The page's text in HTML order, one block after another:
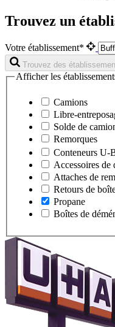
Trouvez un
Votre établissement*
Trouvez des
Afficher les
Camions
Libre-
Solde de
Remorques
Conteneurs U-
Accessoires de
Attaches de
Retours de
Propane
Boîtes de